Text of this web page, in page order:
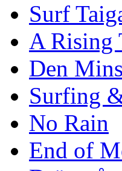
Surf
A Rising
Den
Surfing
No Rain
End of